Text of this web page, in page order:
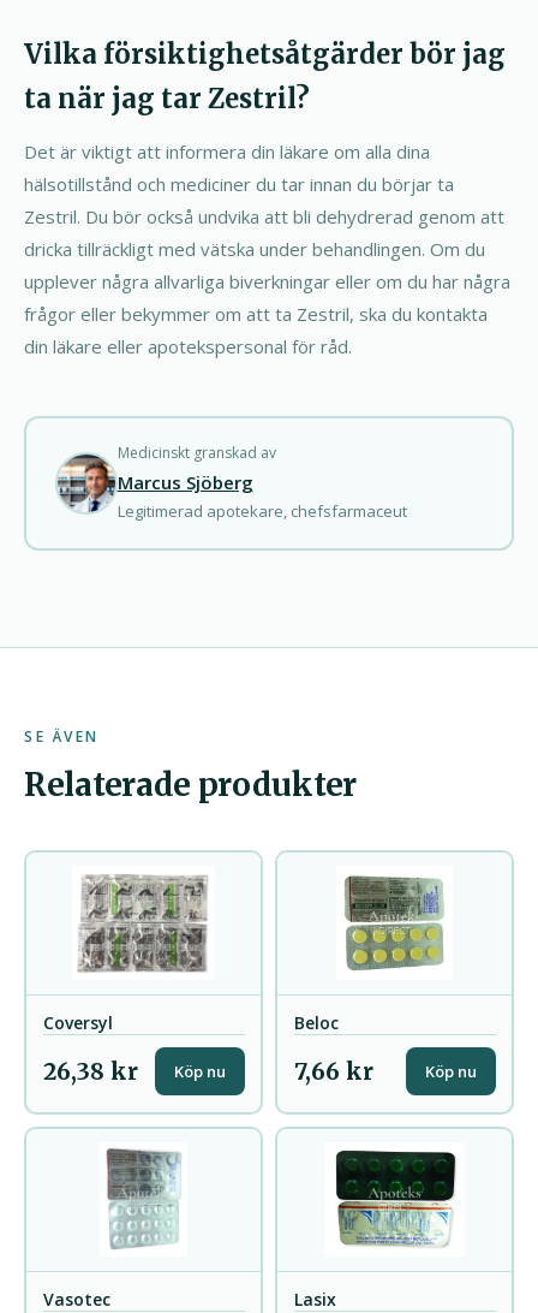
Vilka försiktighetsåtgärder bör jag
ta när jag tar Zestril?
Det är viktigt att informera din läkare om alla dina
hälsotillstånd och mediciner du tar innan du börjar ta
Zestril. Du bör också undvika att bli dehydrerad genom att
dricka tillräckligt med vätska under behandlingen. Om du
upplever några allvarliga biverkningar eller om du har några
frågor eller bekymmer om att ta Zestril, ska du kontakta
din läkare eller apotekspersonal för råd.
Medicinskt granskad av
Marcus Sjöberg
Legitimerad apotekare, chefsfarmaceut
SE ÄVEN
Relaterade produkter
Coversyl
26,38 kr Köp nu
Beloc
7,66 kr Köp nu
Vasotec Lasix